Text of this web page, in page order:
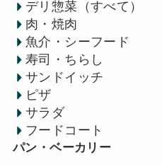
デリ惣菜（すべて）
肉・焼肉
魚介・シーフード
寿司・ちらし
サンドイッチ
ピザ
サラダ
フードコート
パン・ベーカリー